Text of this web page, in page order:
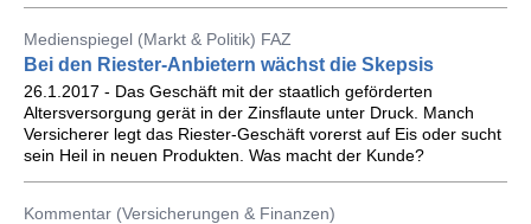
Medienspiegel (Markt & Politik) FAZ
Bei den Riester-Anbietern wächst die Skepsis
26.1.2017 - Das Geschäft mit der staatlich geförderten
Altersversorgung gerät in der Zinsflaute unter Druck. Manch
Versicherer legt das Riester-Geschäft vorerst auf Eis oder sucht
sein Heil in neuen Produkten. Was macht der Kunde?
Kommentar (Versicherungen & Finanzen)